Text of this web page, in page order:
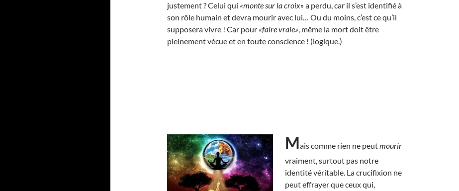
justement ? Celui qui «monte sur la croix» a perdu, car il s’est identifié à
son rôle humain et devra mourir avec lui… Ou du moins, c’est ce qu’il
supposera vivre ! Car pour «faire vraie», même la mort doit être
pleinement vécue et en toute conscience ! (logique.)
Mais comme rien ne peutmourir
vraiment, surtout pas notre
identité véritable. La crucifixion ne
peut effrayer que ceux qui,